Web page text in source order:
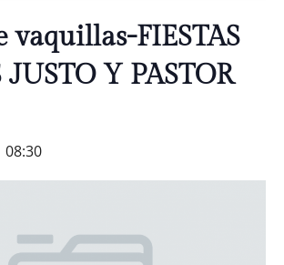
vaquillas-FIESTAS
JUSTO Y PASTOR